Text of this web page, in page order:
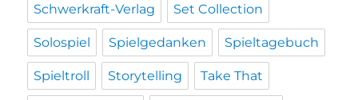
Schwerkraft-Verlag Set Collection
Solospiel Spielgedanken Spieltagebuch
Spieltroll Storytelling Take That